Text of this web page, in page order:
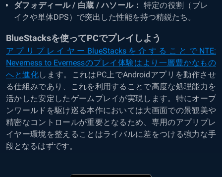
ダフォディール / 白蔵 / ハソール： 特定の役割（ブレ
イクや単体DPS）で突出した性能を持つ精鋭たち。
BlueStacksを使ってPCでプレイしよう
アプリプレイヤーBlueStacksを介することでNTE:
Neverness to Evernessのプレイ体験はより一層豊かなもの
へと進化します。これはPC上でAndroidアプリを動作させ
る仕組みであり、これを利用することで高度な処理能力を
活かした安定したゲームプレイが実現します。特にオープ
ンワールドを駆け巡る本作においては大画面での景観美や
精密なコントロールが重要となるため、専用のアプリプレ
イヤー環境を整えることはライバルに差をつける強力な手
段となるはずです。